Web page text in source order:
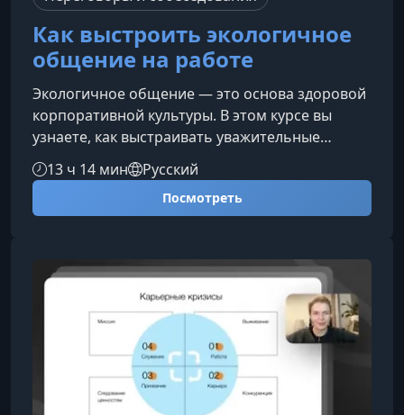
Как выстроить экологичное
общение на работе
Экологичное общение — это основа здоровой
корпоративной культуры. В этом курсе вы
узнаете, как выстраивать уважительные
коммуникации, предотвращать конфликты и
создавать рабочую атмосферу, в которой
команда чувствует себя уверенно и
безопасно.Что вы изучите на курсеПрограмма
экологичного взаимодействия на работе — от
этикета до оценки сложных ситуаций и
грамотного поведения в конфликтах.Этикет и
профессиональн
13 ч 14 мин Русский
Посмотреть